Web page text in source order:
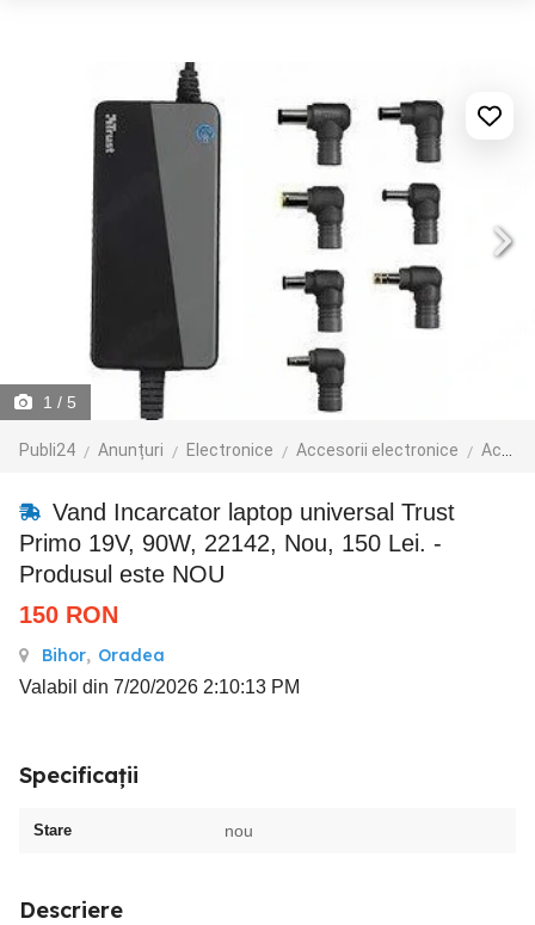
1 / 5
Publi24 Anunțuri Electronice Accesorii electronice Accesorii laptop
Vand Incarcator laptop universal Trust
Primo 19V, 90W, 22142, Nou, 150 Lei. -
Produsul este NOU
150 RON
Bihor, Oradea
Valabil din 7/20/2026 2:10:13 PM
Specificații
Stare nou
Descriere